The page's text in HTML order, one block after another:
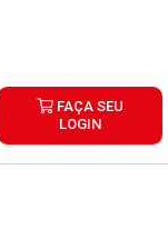
FAÇA SEU
LOGIN